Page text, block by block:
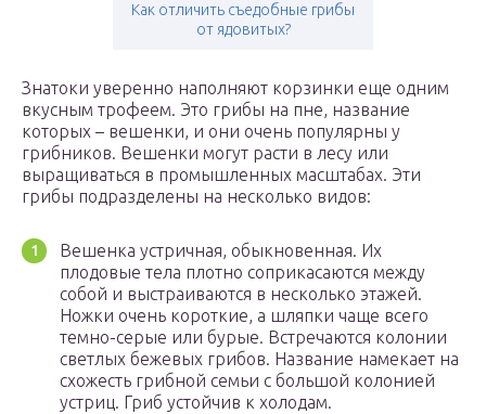
Как отличить съедобные грибы
от ядовитых?
Знатоки уверенно наполняют корзинки еще одним
вкусным трофеем. Это грибы на пне, название
которых – вешенки, и они очень популярны у
грибников. Вешенки могут расти в лесу или
выращиваться в промышленных масштабах. Эти
грибы подразделены на несколько видов:
Вешенка устричная, обыкновенная. Их
плодовые тела плотно соприкасаются между
собой и выстраиваются в несколько этажей.
Ножки очень короткие, а шляпки чаще всего
темно-серые или бурые. Встречаются колонии
светлых бежевых грибов. Название намекает на
схожесть грибной семьи с большой колонией
устриц. Гриб устойчив к холодам.